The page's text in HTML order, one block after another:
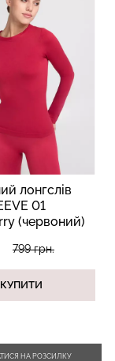
лонгслів
01
(червоний)
799 грн.
КУПИТИ
НА РОЗСИЛКУ
в рубчик
RIB white (білий)
499 грн.